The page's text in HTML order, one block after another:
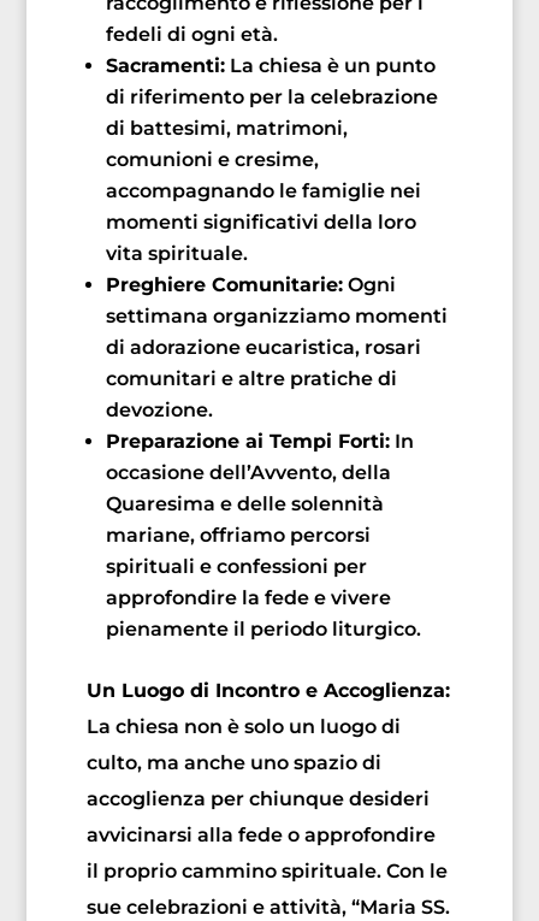
fedeli di ogni età.
Sacramenti: La chiesa è un punto
di riferimento per la celebrazione
di battesimi, matrimoni,
comunioni e cresime,
accompagnando le famiglie nei
momenti significativi della loro
vita spirituale.
Preghiere Comunitarie: Ogni
settimana organizziamo momenti
di adorazione eucaristica, rosari
comunitari e altre pratiche di
devozione.
Preparazione ai Tempi Forti: In
occasione dell’Avvento, della
Quaresima e delle solennità
mariane, offriamo percorsi
spirituali e confessioni per
approfondire la fede e vivere
pienamente il periodo liturgico.
Un Luogo di Incontro e Accoglienza:
La chiesa non è solo un luogo di
culto, ma anche uno spazio di
accoglienza per chiunque desideri
avvicinarsi alla fede o approfondire
il proprio cammino spirituale. Con le
sue celebrazioni e attività, “Maria SS.